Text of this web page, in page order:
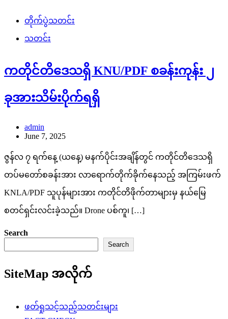
တိုက်ပွဲသတင်း
သတင်း
ကတိုင်တိဒေသရှိ KNU/PDF စခန်းကုန်း ၂
ခုအားသိမ်းပိုက်ရရှိ
admin
June 7, 2025
ဇွန်လ ၇ ရက်နေ့ (ယနေ့) မနက်ပိုင်းအချိန်တွင် ကတိုင်တိဒေသရှိ
တပ်မတော်စခန်းအား လာရောက်တိုက်ခိုက်နေသည့် အကြမ်းဖက်
KNLA/PDF သူပုန်များအား ကတိုင်တိဖိုက်တာများမှ နယ်မြေ
စတင်ရှင်းလင်းခဲ့သည်။ Drone ပစ်ကူ၊ […]
Search
Search
SiteMap အလိုက်
ဖတ်ရှုသင့်သည့်သတင်းများ